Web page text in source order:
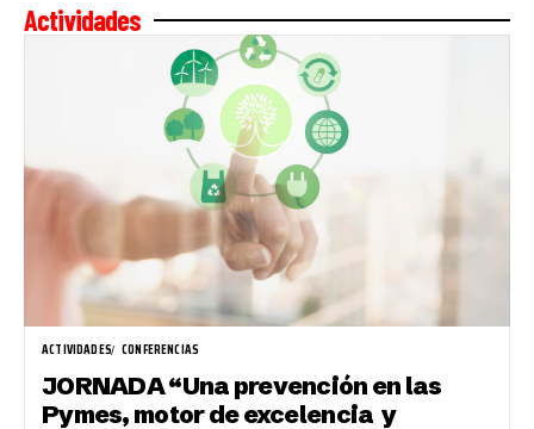
Actividades
ACTIVIDADES CONFERENCIAS
JORNADA “Una prevención en las
Pymes, motor de excelencia y